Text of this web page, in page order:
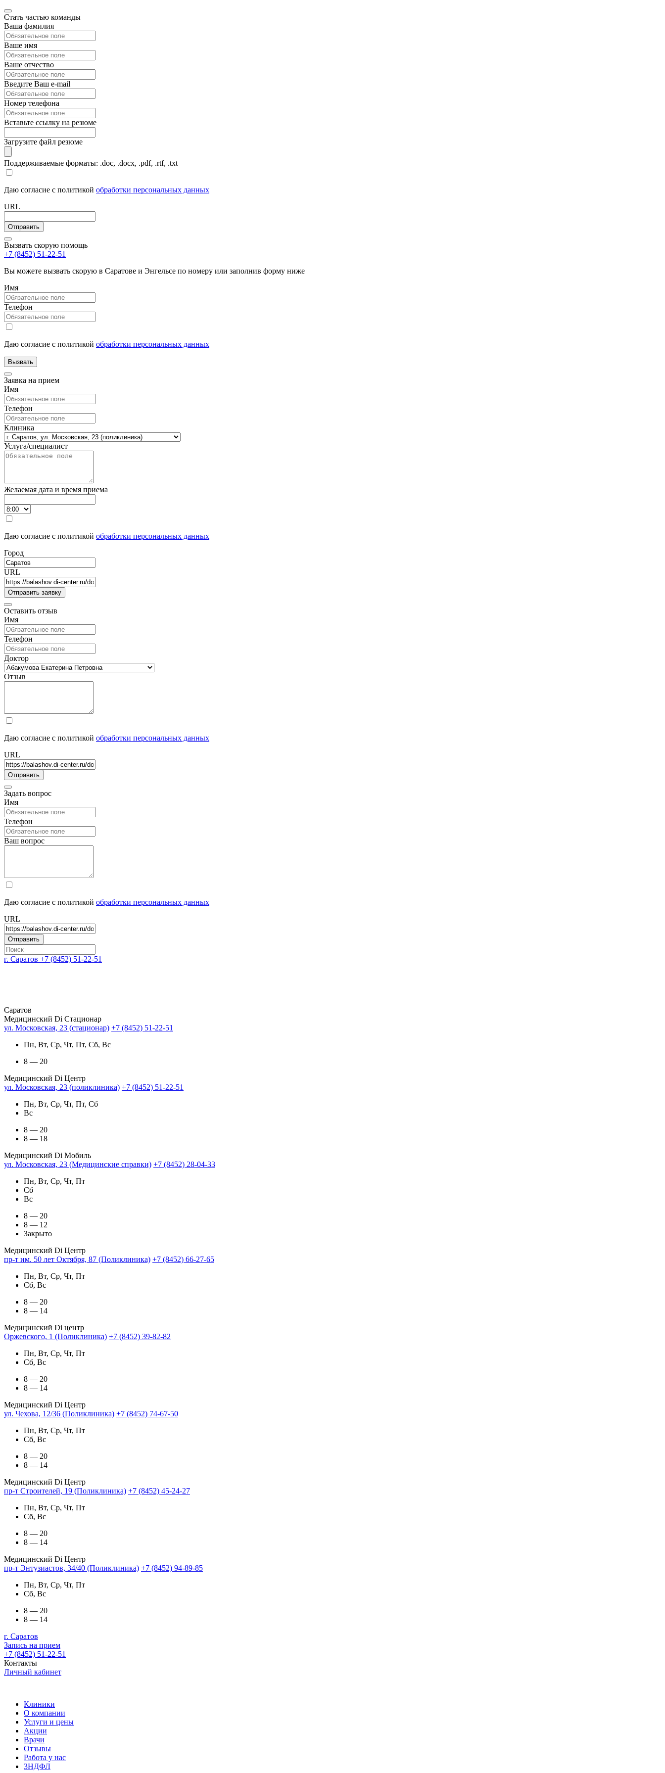
Стать частью команды
Ваша фамилия
Ваше имя
Ваше отчество
Введите Ваш e-mail
Номер телефона
Вставьте ссылку на резюме
Загрузите файл резюме
Поддерживаемые форматы: .doc, .docx, .pdf, .rtf, .txt
Даю согласие с политикой обработки персональных данных
URL
Вызвать скорую помощь
+7 (8452) 51-22-51
Вы можете вызвать скорую в Саратове и Энгельсе по номеру или заполнив форму ниже
Имя
Телефон
Даю согласие с политикой обработки персональных данных
Заявка на прием
Имя
Телефон
Клиника
Услуга/специалист
Желаемая дата и время приема
Даю согласие с политикой обработки персональных данных
Город
URL
Оставить отзыв
Имя
Телефон
Доктор
Отзыв
Даю согласие с политикой обработки персональных данных
URL
Задать вопрос
Имя
Телефон
Ваш вопрос
Даю согласие с политикой обработки персональных данных
URL
г. Саратов +7 (8452) 51-22-51
Саратов
Медицинский Di Стационар
ул. Московская, 23 (стационар) +7 (8452) 51-22-51
Пн, Вт, Ср, Чт, Пт, Сб, Вс
8 — 20
Медицинский Di Центр
ул. Московская, 23 (поликлиника) +7 (8452) 51-22-51
Пн, Вт, Ср, Чт, Пт, Сб
Вс
8 — 20
8 — 18
Медицинский Di Мобиль
ул. Московская, 23 (Медицинские справки) +7 (8452) 28-04-33
Пн, Вт, Ср, Чт, Пт
Сб
Вс
8 — 20
8 — 12
Закрыто
Медицинский Di Центр
пр-т им. 50 лет Октября, 87 (Поликлиника) +7 (8452) 66-27-65
Пн, Вт, Ср, Чт, Пт
Сб, Вс
8 — 20
8 — 14
Медицинский Di центр
Оржевского, 1 (Поликлиника) +7 (8452) 39-82-82
Пн, Вт, Ср, Чт, Пт
Сб, Вс
8 — 20
8 — 14
Медицинский Di Центр
ул. Чехова, 12/36 (Поликлиника) +7 (8452) 74-67-50
Пн, Вт, Ср, Чт, Пт
Сб, Вс
8 — 20
8 — 14
Медицинский Di Центр
пр-т Строителей, 19 (Поликлиника) +7 (8452) 45-24-27
Пн, Вт, Ср, Чт, Пт
Сб, Вс
8 — 20
8 — 14
Медицинский Di Центр
пр-т Энтузиастов, 34/40 (Поликлиника) +7 (8452) 94-89-85
Пн, Вт, Ср, Чт, Пт
Сб, Вс
8 — 20
8 — 14
г. Саратов
Запись на прием
+7 (8452) 51-22-51
Контакты
Личный кабинет
Клиники
О компании
Услуги и цены
Акции
Врачи
Отзывы
Работа у нас
3НДФЛ